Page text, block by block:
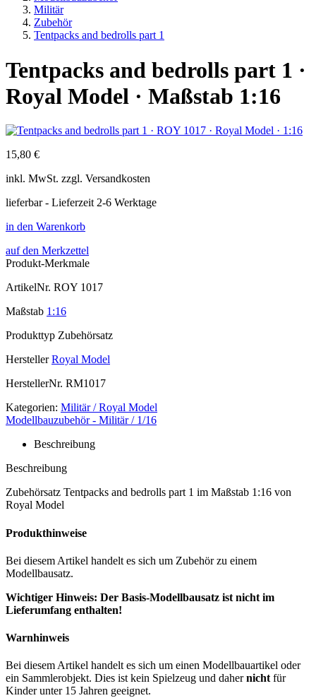
Militär
Zubehör
Tentpacks and bedrolls part 1
Tentpacks and bedrolls part 1 ·
Royal Model · Maßstab 1:16
15,80 €
inkl. MwSt. zzgl. Versandkosten
lieferbar - Lieferzeit 2-6 Werktage
in den Warenkorb
auf den Merkzettel
Produkt-Merkmale
ArtikelNr. ROY 1017
Maßstab 1:16
Produkttyp Zubehörsatz
Hersteller Royal Model
HerstellerNr. RM1017
Kategorien: Militär / Royal Model
Modellbauzubehör - Militär / 1/16
Beschreibung
Beschreibung
Zubehörsatz Tentpacks and bedrolls part 1 im Maßstab 1:16 von
Royal Model
Produkthinweise
Bei diesem Artikel handelt es sich um Zubehör zu einem
Modellbausatz.
Wichtiger Hinweis: Der Basis-Modellbausatz ist nicht im
Lieferumfang enthalten!
Warnhinweis
Bei diesem Artikel handelt es sich um einen Modellbauartikel oder
ein Sammlerobjekt. Dies ist kein Spielzeug und dahernicht für
Kinder unter 15 Jahren geeignet.